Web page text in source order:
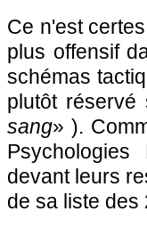
Ce n'est
plus offensif
schémas
plutôt
sang» ).
devant leurs
de sa liste des